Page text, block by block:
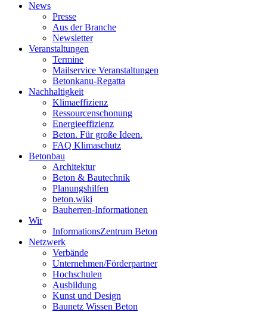
News
Presse
Aus der Branche
Newsletter
Veranstaltungen
Termine
Mailservice Veranstaltungen
Betonkanu-Regatta
Nachhaltigkeit
Klimaeffizienz
Ressourcenschonung
Energieeffizienz
Beton. Für große Ideen.
FAQ Klimaschutz
Betonbau
Architektur
Beton & Bautechnik
Planungshilfen
beton.wiki
Bauherren-Informationen
Wir
InformationsZentrum Beton
Netzwerk
Verbände
Unternehmen/Förderpartner
Hochschulen
Ausbildung
Kunst und Design
Baunetz Wissen Beton